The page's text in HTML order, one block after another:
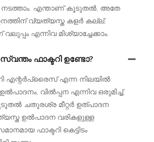
നടത്താം. എന്താണ് കൂടുതൽ, അതേ
വ്യത്യസ്ത കളർ കല്ല്,
എന്നിവ മിശ്യാച്ചേക്കാം.
ഫാക്ടറി ഉണ്ടോ?
എന്റർപ്രൈസ് എന്ന നിലയിൽ
വിൽപ്പന എന്നിവ ഒരുമിച്ച്,
ചതുരശ്ര മീറ്റർ ഉത്പാദന
ഉൽപാദന വരികളുള്ള
ഫാക്ടറി കെട്ടിടം